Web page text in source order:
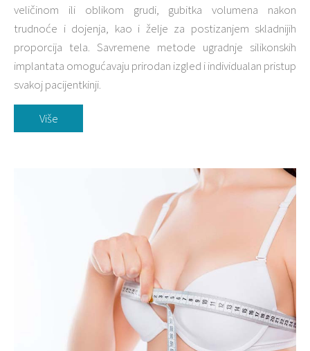
veličinom ili oblikom grudi, gubitka volumena nakon
trudnoće i dojenja, kao i želje za postizanjem skladnijih
proporcija tela. Savremene metode ugradnje silikonskih
implantata omogućavaju prirodan izgled i individualan pristup
svakoj pacijentkinji.
Više